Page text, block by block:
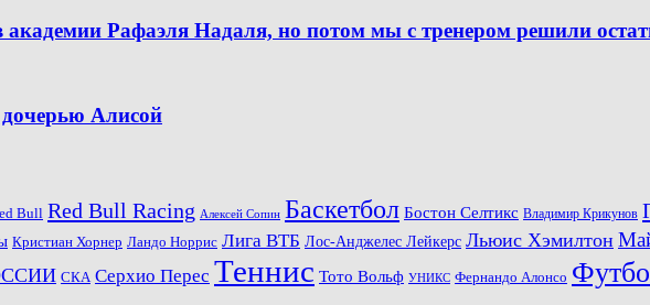
Рафаэля Надаля, но потом мы с тренером решили
Алисой
Bull Red Bull Racing Алексей Сопин Баскетбол Бостон Селтикс Владимир Крикунов
Кристиан Хорнер Ландо Норрис Лига ВТБ Лос-Анджелес Лейкерс Льюис Хэмилтон
СКА Серхио Перес Теннис Тото Вольф УНИКС Фернандо Алонсо